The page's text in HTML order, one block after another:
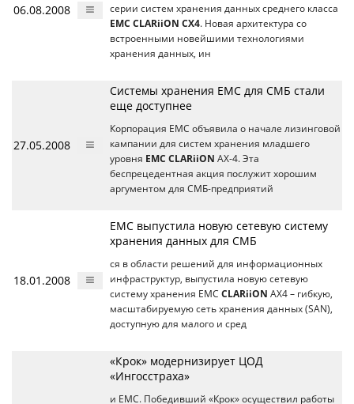
06.08.2008
серии систем хранения данных среднего класса
EMC CLARiiON CX4. Новая архитектура со
встроенными новейшими технологиями
хранения данных, ин
27.05.2008
Системы хранения EMC для СМБ стали
еще доступнее
Корпорация EMC объявила о начале лизинговой
кампании для систем хранения младшего
уровня EMC CLARiiON AX-4. Эта
беспрецедентная акция послужит хорошим
аргументом для СМБ-предприятий
18.01.2008
EMC выпустила новую сетевую систему
хранения данных для СМБ
ся в области решений для информационных
инфраструктур, выпустила новую сетевую
систему хранения EMC CLARiiON AX4 – гибкую,
масштабируемую сеть хранения данных (SAN),
доступную для малого и сред
«Крок» модернизирует ЦОД
«Ингосстраха»
и EMC. Победивший «Крок» осуществил работы